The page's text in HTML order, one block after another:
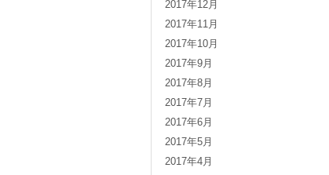
2017年12月
2017年11月
2017年10月
2017年9月
2017年8月
2017年7月
2017年6月
2017年5月
2017年4月